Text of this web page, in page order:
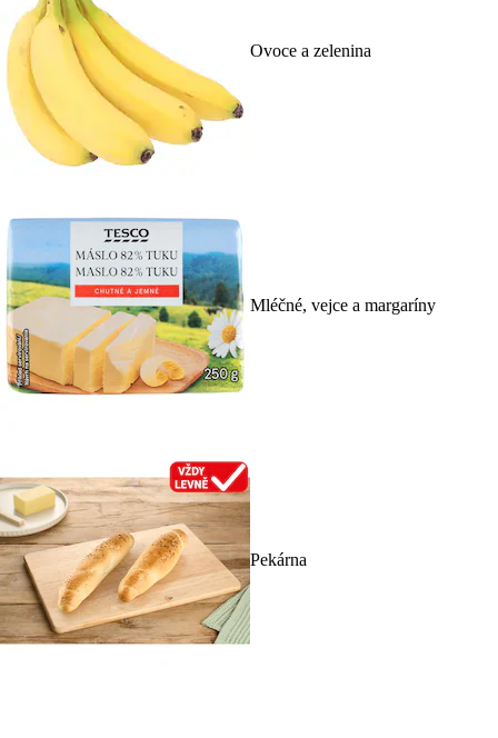
Ovoce a zelenina
Mléčné, vejce a margaríny
Pekárna